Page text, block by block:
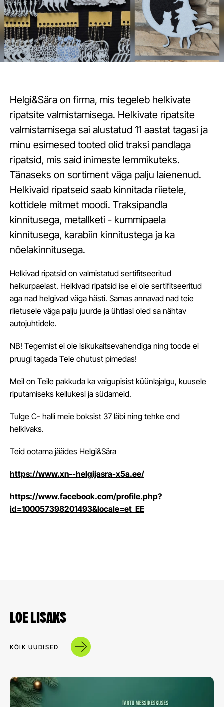
Helgi&Sära on firma, mis tegeleb helkivate
ripatsite valmistamisega. Helkivate ripatsite
valmistamisega sai alustatud 11 aastat tagasi ja
minu esimesed tooted olid traksi pandlaga
ripatsid, mis said inimeste lemmikuteks.
Tänaseks on sortiment väga palju laienenud.
Helkivaid ripatseid saab kinnitada riietele,
kottidele mitmet moodi. Traksipandla
kinnitusega, metallketi - kummipaela
kinnitusega, karabiin kinnitustega ja ka
nõelakinnitusega.
Helkivad ripatsid on valmistatud sertifitseeritud
helkurpaelast. Helkivad ripatsid ise ei ole sertifitseeritud
aga nad helgivad väga hästi. Samas annavad nad teie
riietusele väga palju juurde ja ühtlasi oled sa nähtav
autojuhtidele.
NB! Tegemist ei ole isikukaitsevahendiga ning toode ei
pruugi tagada Teie ohutust pimedas!
Meil on Teile pakkuda ka vaigupisist küünlajalgu, kuusele
riputamiseks kellukesi ja südameid.
Tulge C- halli meie boksist 37 läbi ning tehke end
helkivaks.
Teid ootama jäädes Helgi&Sära
https://www.xn--helgijasra-x5a.ee/
https://www.facebook.com/profile.php?
id=100057398201493&locale=et_EE
LOE LISAKS
KÕIK UUDISED